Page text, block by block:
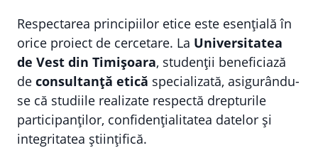
Respectarea principiilor etice este esențială în
orice proiect de cercetare. La Universitatea
de Vest din Timișoara, studenții beneficiază
de consultanță etică specializată, asigurându-
se că studiile realizate respectă drepturile
participanților, confidențialitatea datelor și
integritatea științifică.